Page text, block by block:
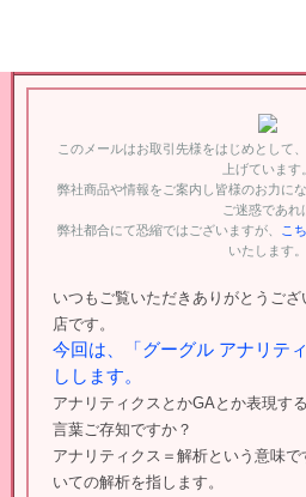
このメールはお取引先様をはじめとして
上げています。
弊社商品や情報をご案内し皆様のお力に
ご迷惑であれ
弊社都合にて恐縮ではございますが、
こ
いたします。
いつもご覧いただきありがとうご
店です。
今回は、「グーグル アナリテ
しします。
アナリティクスとかGAとか表現す
言葉ご存知ですか？
アナリティクス＝解析という意味
いての解析を指します。